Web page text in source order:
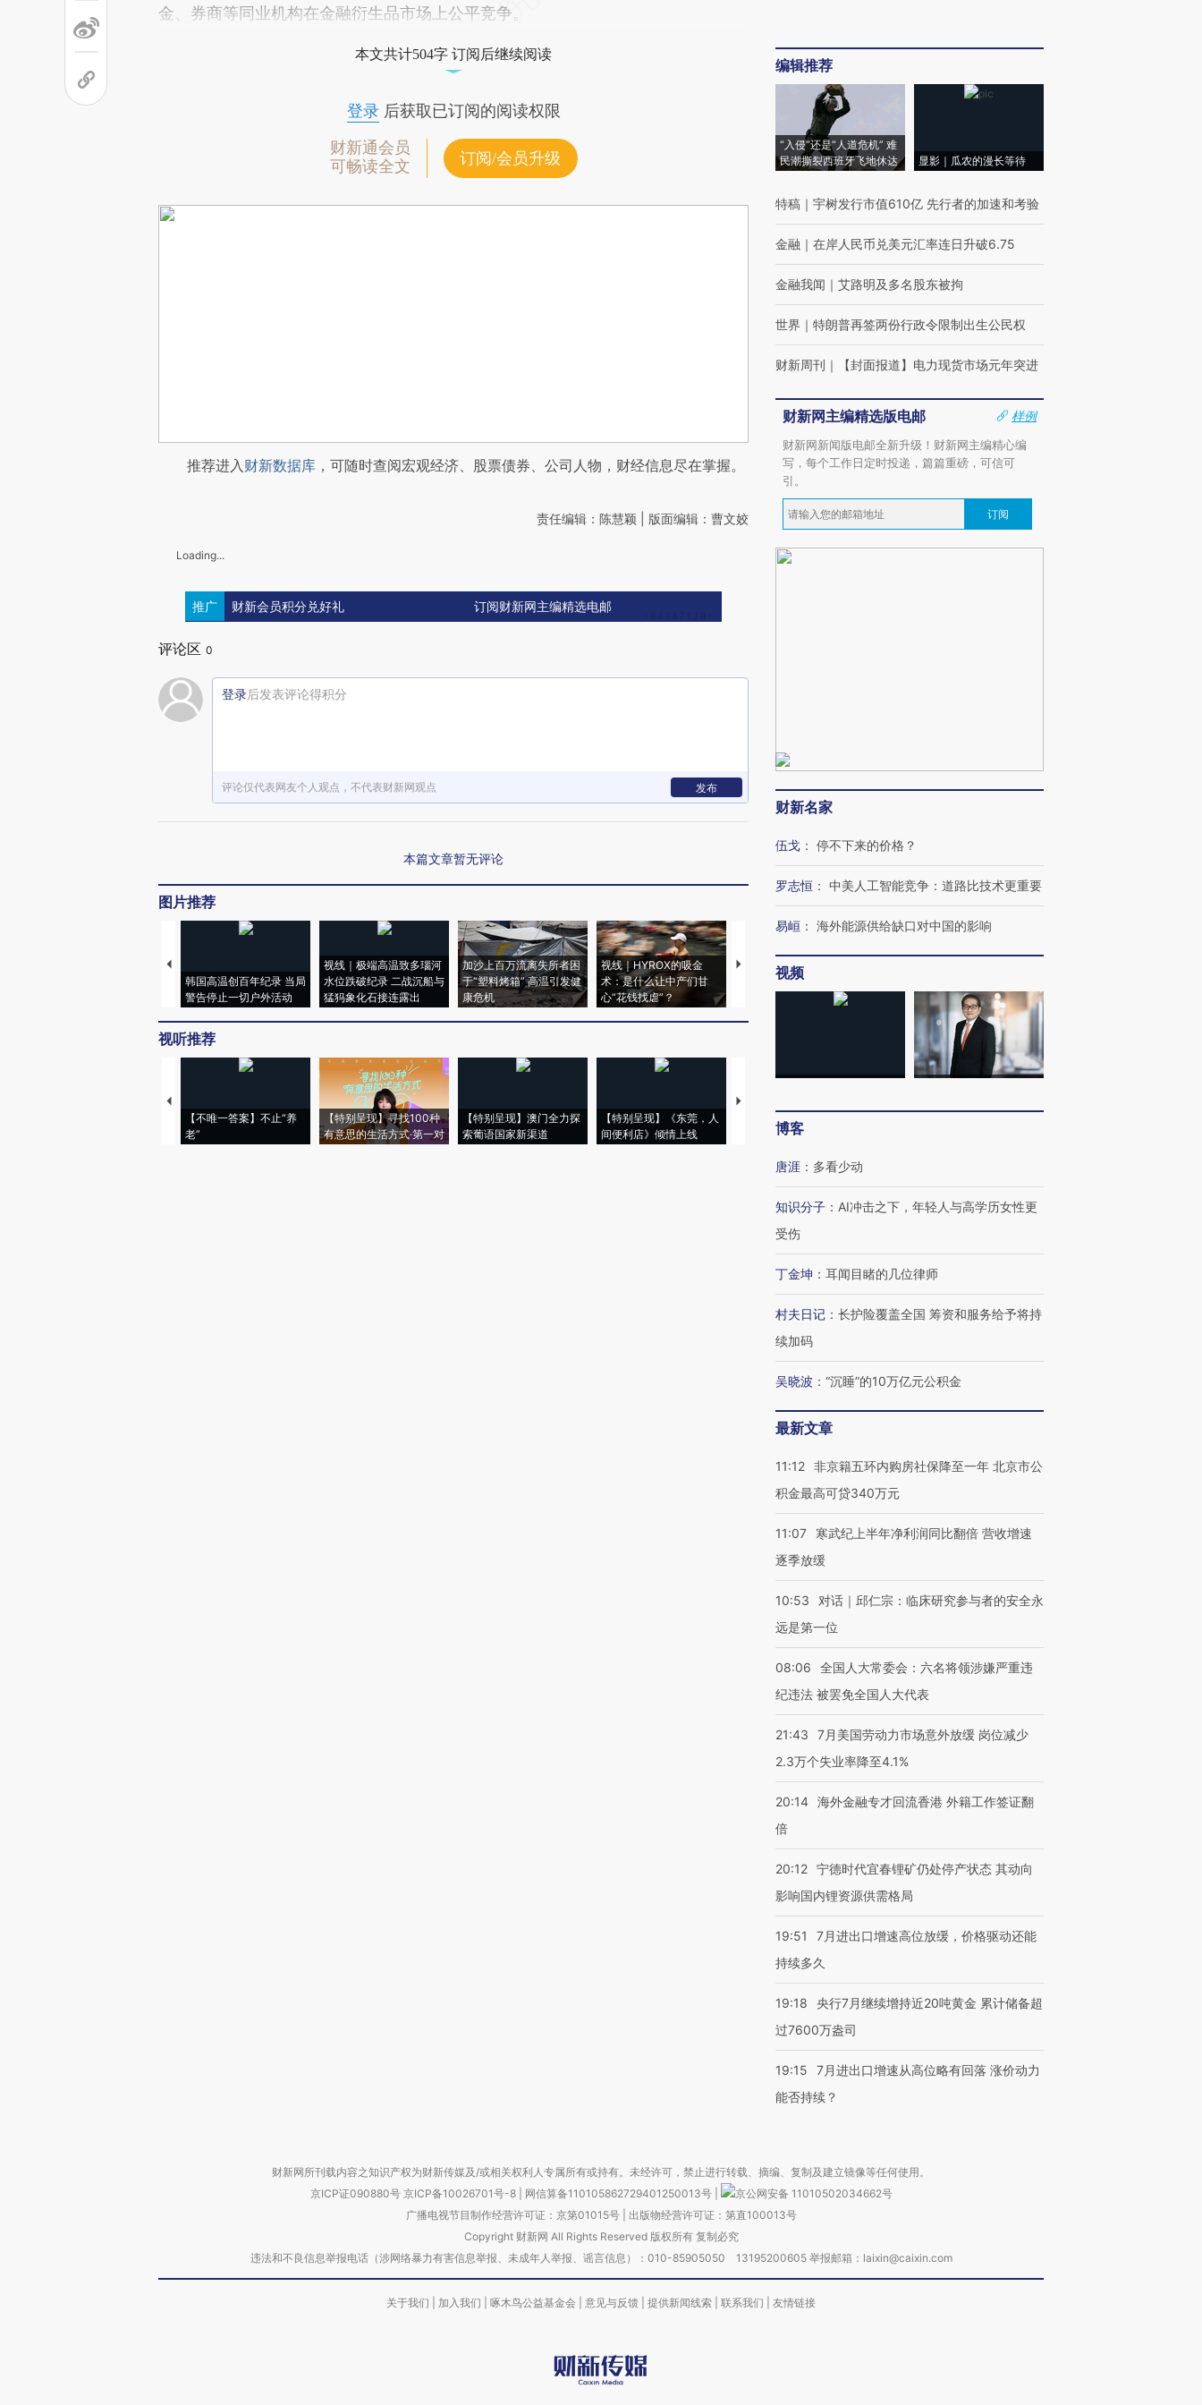
金、券商等同业机构在金融衍生品市场上公平竞争。
本文共计504字 订阅后继续阅读
登录后获取已订阅的阅读权限
财新通会员
可畅读全文
订阅/会员升级
推荐进入财新数据库 ，可随时查阅宏观经济、股票债券、公司人物，财经信息尽在掌握。
责任编辑：陈慧颖 | 版面编辑：曹文姣
Loading...
推广 财新会员积分兑好礼 订阅财新网主编精选电邮
评论区 0
登录后发表评论得积分
评论仅代表网友个人观点，不代表财新网观点 发布
本篇文章暂无评论
图片推荐
韩国高温创百年纪录 当局
警告停止一切户外活动
视线｜极端高温致多瑙河
水位跌破纪录 二战沉船与
猛犸象化石接连露出
加沙上百万流离失所者困
于“塑料烤箱” 高温引发健
康危机
视线｜HYROX的吸金
术：是什么让中产们甘
心“花钱找虐”？
马航飞行员跨国走私7万
粒摇头丸 尿检体内含3种
育部长拱下台
飞地休达
视听推荐
【不唯一答案】不止“养
老”
【特别呈现】寻找100种
有意思的生活方式·第一对
【特别呈现】澳门全力探
索葡语国家新渠道
【特别呈现】《东莞，人
间便利店》倾情上线
【推广】走进第四届链博
会，让数智科技“链”接产
编辑推荐
“入侵”还是“人道危机” 难
民潮撕裂西班牙飞地休达
显影｜瓜农的漫长等待
特稿 ｜ 宇树发行市值610亿 先行者的加速和考验
金融 ｜ 在岸人民币兑美元汇率连日升破6.75
金融我闻 ｜ 艾路明及多名股东被拘
世界 ｜ 特朗普再签两份行政令限制出生公民权
财新周刊 ｜ 【封面报道】电力现货市场元年突进
财新网主编精选版电邮
样例
财新网新闻版电邮全新升级！财新网主编精心编
写，每个工作日定时投递，篇篇重磅，可信可
引。
订阅
财新名家
伍戈 ： 停不下来的价格？
罗志恒 ： 中美人工智能竞争：道路比技术更重要
易峘 ： 海外能源供给缺口对中国的影响
视频
博客
唐涯 ： 多看少动
知识分子 ： AI冲击之下，年轻人与高学历女性更
受伤
丁金坤 ： 耳闻目睹的几位律师
村夫日记 ： 长护险覆盖全国 筹资和服务给予将持
续加码
吴晓波 ： “沉睡”的10万亿元公积金
最新文章
11:12 非京籍五环内购房社保降至一年 北京市公
积金最高可贷340万元
11:07
寒武纪上半年净利润同比翻倍 营收增速
逐季放缓
10:53
对话｜邱仁宗：临床研究参与者的安全永
远是第一位
08:06
全国人大常委会：六名将领涉嫌严重违
纪违法 被罢免全国人大代表
21:43
7月美国劳动力市场意外放缓 岗位减少
2.3万个失业率降至4.1%
20:14 海外金融专才回流香港 外籍工作签证翻
倍
20:12 宁德时代宜春锂矿仍处停产状态 其动向
影响国内锂资源供需格局
19:51
7月进出口增速高位放缓，价格驱动还能
持续多久
19:18
央行7月继续增持近20吨黄金 累计储备超
过7600万盎司
19:15
7月进出口增速从高位略有回落 涨价动力
能否持续？
财新网所刊载内容之知识产权为财新传媒及/或相关权利人专属所有或持有。未经许可，禁止进行转载、摘编、复制及建立镜像等任何使用。
京ICP证090880号 京ICP备10026701号-8 网信算备110105862729401250013号
京公网安备 11010502034662号
广播电视节目制作经营许可证：京第01015号| 出版物经营许可证：第直100013号
Copyright 财新网 All Rights Reserved 版权所有 复制必究
违法和不良信息举报电话（涉网络暴力有害信息举报、未成年人举报、谣言信息）：010-85905050 13195200605 举报邮箱：laixin@caixin.com
关于我们 加入我们 啄木鸟公益基金会 意见与反馈 提供新闻线索 联系我们 友情链接